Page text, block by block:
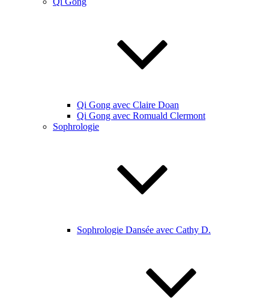
Qi Gong avec Claire Doan
Qi Gong avec Romuald Clermont
Sophrologie
Sophrologie Dansée avec Cathy D.